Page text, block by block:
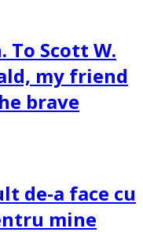
To Scott W.
my friend
brave
de-a face cu
mine